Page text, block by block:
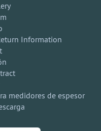
Information
medidores de espesor